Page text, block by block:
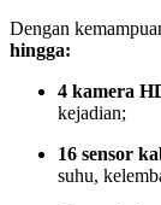
Dengan
hingga:
4 kamera
kejadian;
16 sensor
suhu,